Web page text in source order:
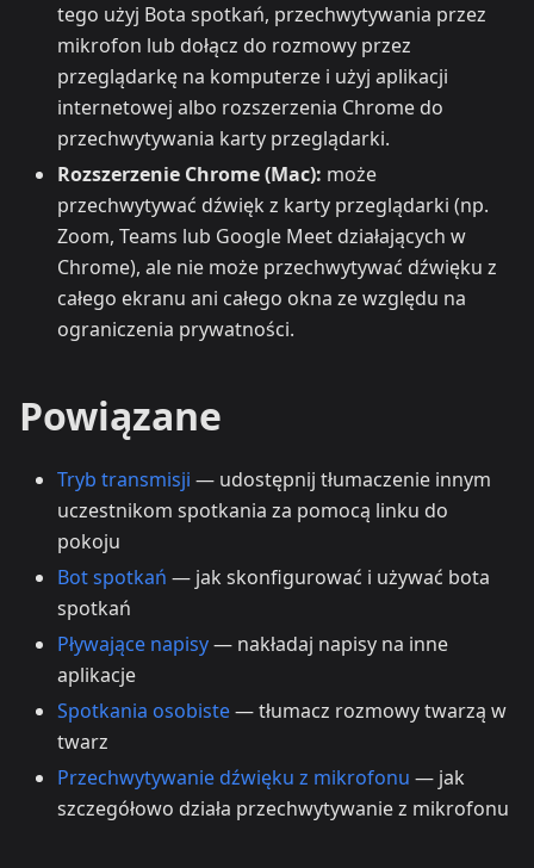
tego użyj Bota spotkań, przechwytywania przez
mikrofon lub dołącz do rozmowy przez
przeglądarkę na komputerze i użyj aplikacji
internetowej albo rozszerzenia Chrome do
przechwytywania karty przeglądarki.
Rozszerzenie Chrome (Mac): może
przechwytywać dźwięk z karty przeglądarki (np.
Zoom, Teams lub Google Meet działających w
Chrome), ale nie może przechwytywać dźwięku z
całego ekranu ani całego okna ze względu na
ograniczenia prywatności.
Powiązane
Tryb transmisji — udostępnij tłumaczenie innym
uczestnikom spotkania za pomocą linku do
pokoju
Bot spotkań — jak skonfigurować i używać bota
spotkań
Pływające napisy— nakładaj napisy na inne
aplikacje
Spotkania osobiste— tłumacz rozmowy twarzą w
twarz
Przechwytywanie dźwięku z mikrofonu — jak
szczegółowo działa przechwytywanie z mikrofonu